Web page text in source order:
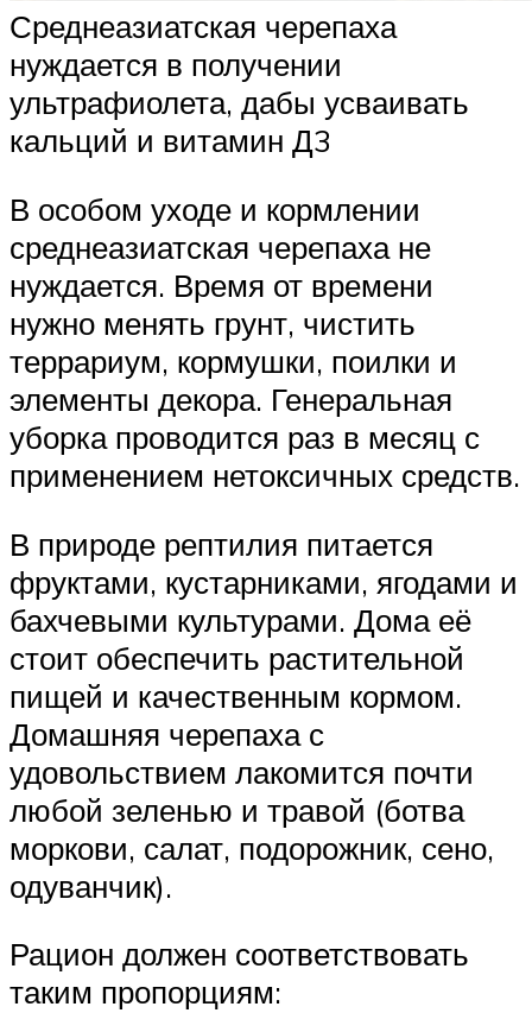
Среднеазиатская черепаха
нуждается в получении
ультрафиолета, дабы усваивать
кальций и витамин Д3
В особом уходе и кормлении
среднеазиатская черепаха не
нуждается. Время от времени
нужно менять грунт, чистить
террариум, кормушки, поилки и
элементы декора. Генеральная
уборка проводится раз в месяц с
применением нетоксичных средств.
В природе рептилия питается
фруктами, кустарниками, ягодами и
бахчевыми культурами. Дома её
стоит обеспечить растительной
пищей и качественным кормом.
Домашняя черепаха с
удовольствием лакомится почти
любой зеленью и травой (ботва
моркови, салат, подорожник, сено,
одуванчик).
Рацион должен соответствовать
таким пропорциям: